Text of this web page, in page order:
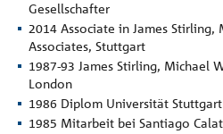
Gesellschafter
2014 Associate in James
Associates, Stuttgart
1987-93 James Stirling, Michael
London
1986 Diplom Universität Stuttgart
1985 Mitarbeit bei Santiago